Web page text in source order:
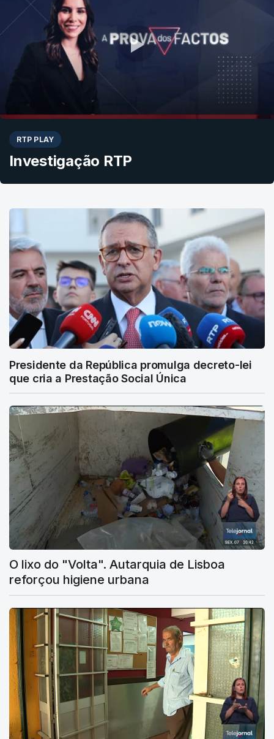
RTP PLAY
Investigação RTP
Presidente da República promulga decreto-lei
que cria a Prestação Social Única
O lixo do "Volta". Autarquia de Lisboa
reforçou higiene urbana